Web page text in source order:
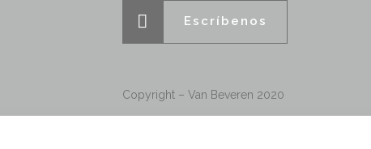
Escríbenos
Copyright – Van Beveren 2020